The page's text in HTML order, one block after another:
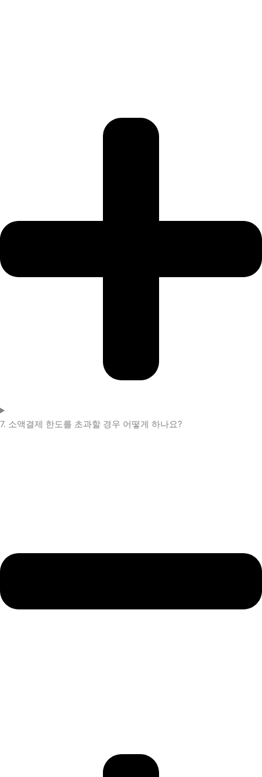
7. 소액결제 한도를 초과할 경우 어떻게 하나요?